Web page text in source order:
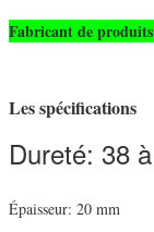
Fabricant de
Les spécifications
Dureté: 38
Épaisseur: 20 mm